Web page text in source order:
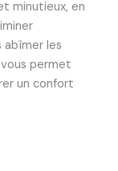
minutieux, en
abîmer les
permet
un confort